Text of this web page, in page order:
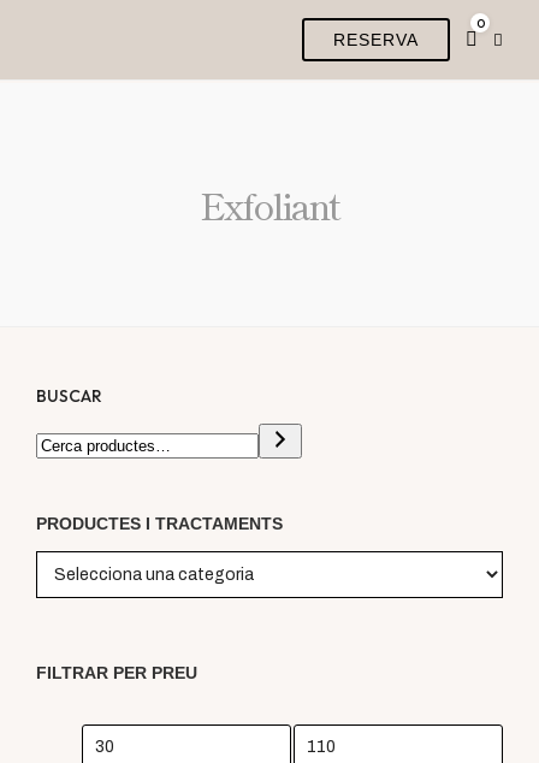
RESERVA
0
Exfoliant
BUSCAR
PRODUCTES I TRACTAMENTS
FILTRAR PER PREU